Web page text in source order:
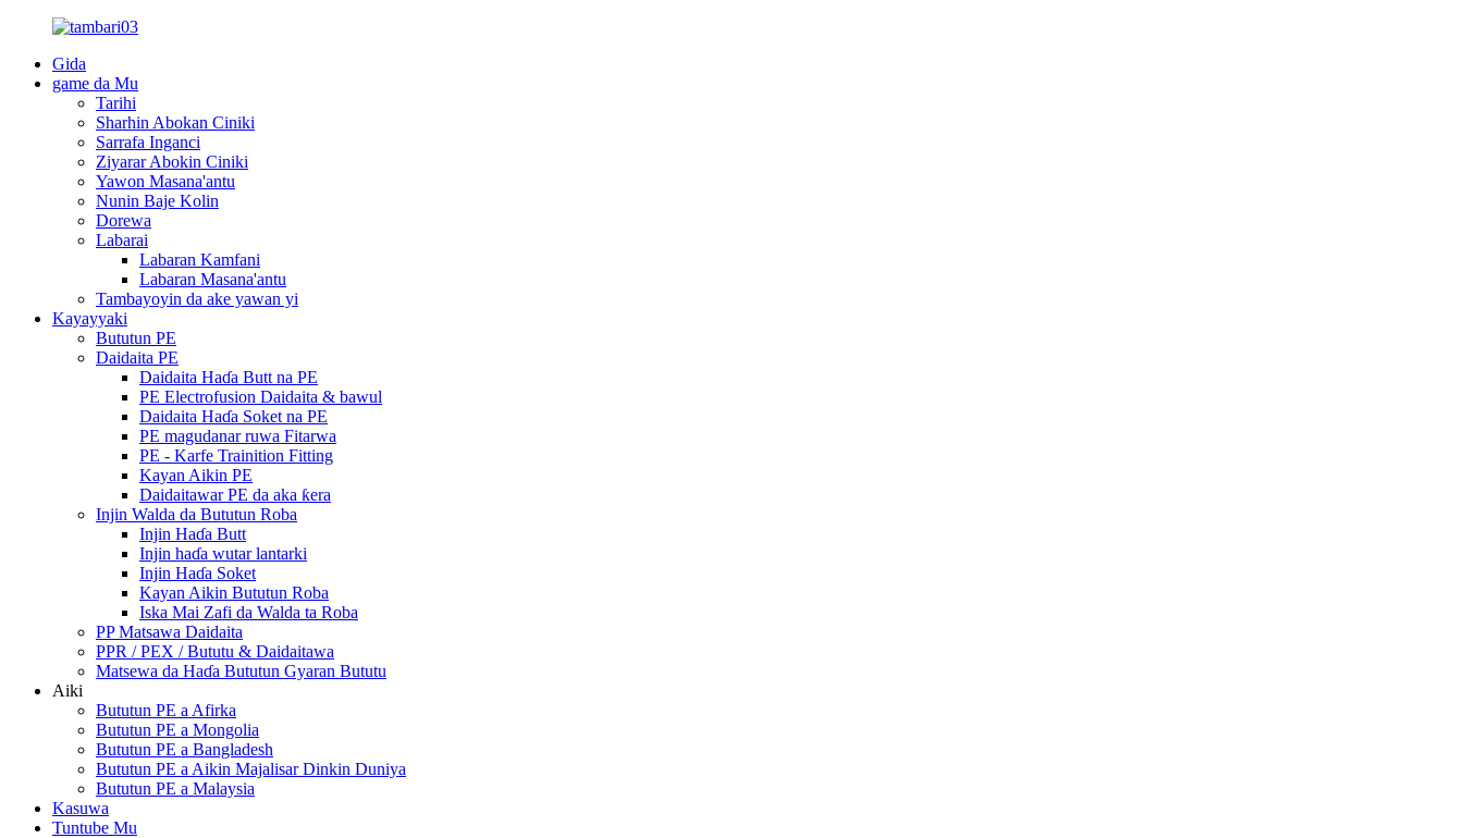
Gida
game da Mu
Tarihi
Sharhin Abokan Ciniki
Sarrafa Inganci
Ziyarar Abokin Ciniki
Yawon Masana'antu
Nunin Baje Kolin
Dorewa
Labarai
Labaran Kamfani
Labaran Masana'antu
Tambayoyin da ake yawan yi
Kayayyaki
Bututun PE
Daidaita PE
Daidaita Haɗa Butt na PE
PE Electrofusion Daidaita & bawul
Daidaita Haɗa Soket na PE
PE magudanar ruwa Fitarwa
PE - Karfe Trainition Fitting
Kayan Aikin PE
Daidaitawar PE da aka ƙera
Injin Walda da Bututun Roba
Injin Haɗa Butt
Injin haɗa wutar lantarki
Injin Haɗa Soket
Kayan Aikin Bututun Roba
Iska Mai Zafi da Walda ta Roba
PP Matsawa Daidaita
PPR / PEX / Bututu & Daidaitawa
Matsewa da Haɗa Bututun Gyaran Bututu
Aiki
Bututun PE a Afirka
Bututun PE a Mongolia
Bututun PE a Bangladesh
Bututun PE a Aikin Majalisar Dinkin Duniya
Bututun PE a Malaysia
Kasuwa
Tuntube Mu